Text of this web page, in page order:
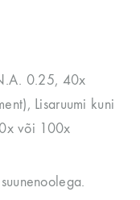
0.25, 40x
Lisaruumi kuni
või 100x